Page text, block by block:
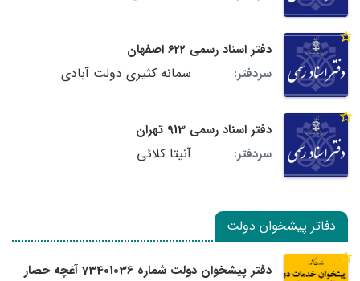
دفتر اسناد رسمی 622 اصفهان
سردفتر:
سمانه کثیری دولت آبادی
دفتر اسناد رسمی 913 تهران
سردفتر:
آنیتا کلائی
دفاتر پیشخوان دولت
دفتر پیشخوان دولت شماره 73401036 آغچه حصار